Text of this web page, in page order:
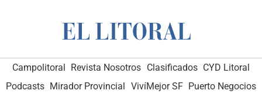
Campolitoral Revista Nosotros Clasificados CYD Litoral
Podcasts Mirador Provincial VivíMejor SF Puerto Negocios